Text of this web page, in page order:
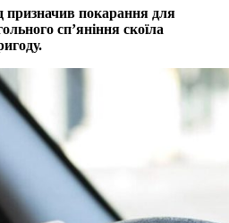
призначив покарання для
сп’яніння скоїла